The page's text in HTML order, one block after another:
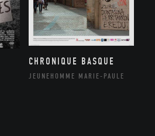
CHRONIQUE BASQUE
JEUNEHOMME MARIE-PAULE